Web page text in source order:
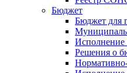
Бюджет
Бюджет для
Исполнение
Решения о